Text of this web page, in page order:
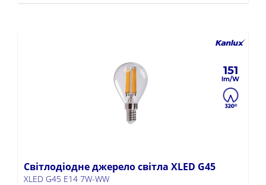
151
Світлодіодне джерело світла XLED G45
XLED G45 E14 7W-WW